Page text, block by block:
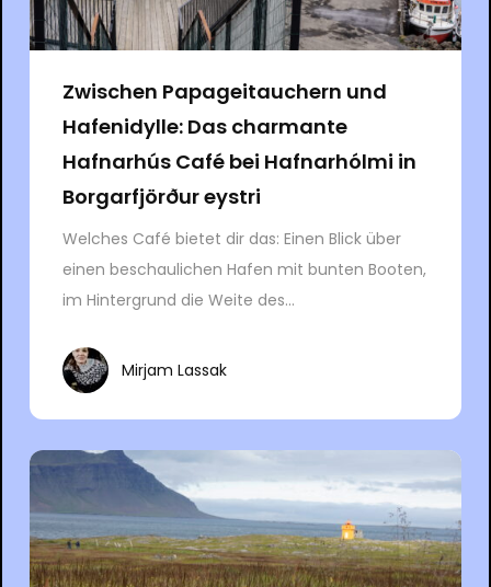
Zwischen Papageitauchern und
Hafenidylle: Das charmante
Hafnarhús Café bei Hafnarhólmi in
Borgarfjörður eystri
Welches Café bietet dir das: Einen Blick über
einen beschaulichen Hafen mit bunten Booten,
im Hintergrund die Weite des...
Mirjam Lassak